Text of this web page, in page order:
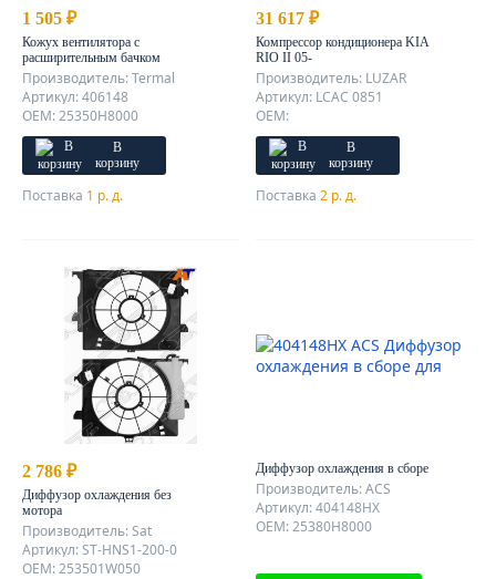
1 505 ₽
Кожух вентилятора с
расширительным бачком
Производитель: Termal
Артикул: 406148
OEM: 25350H8000
В
корзину
Поставка 1 р. д.
31 617 ₽
Компрессор кондиционера KIA
RIO II 05-
Производитель: LUZAR
Артикул: LCAC 0851
OEM:
В
корзину
Поставка 2 р. д.
2 786 ₽
Диффузор охлаждения без
мотора
Производитель: Sat
Артикул: ST-HNS1-200-0
OEM: 253501W050
Диффузор охлаждения в сборе
Производитель: ACS
Артикул: 404148HX
OEM: 25380H8000